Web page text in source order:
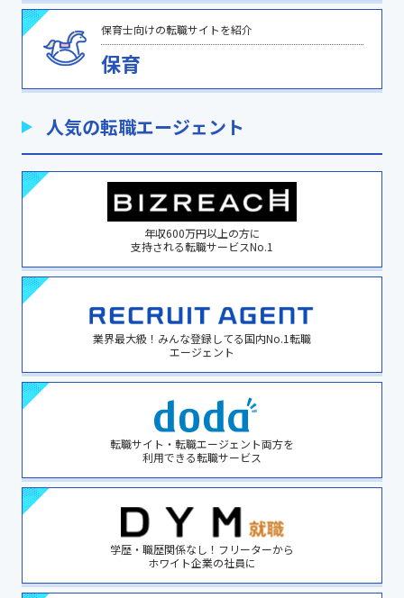
保育士向けの転職サイトを紹介
保育
人気の転職エージェント
年収600万円以上の方に
支持される転職サービスNo.1
業界最大級！みんな登録してる国内No.1転職
エージェント
転職サイト・転職エージェント両方を
利用できる転職サービス
学歴・職歴関係なし！フリーターから
ホワイト企業の社員に